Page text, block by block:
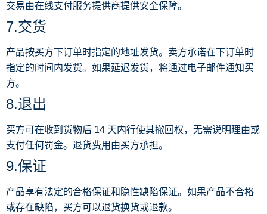
交易由在线支付服务提供商提供安全保障。
7.交货
产品按买方下订单时指定的地址发货。卖方承诺在下订单时
指定的时间内发货。如果延迟发货，将通过电子邮件通知买
方。
8.退出
买方可在收到货物后 14 天内行使其撤回权，无需说明理由或
支付任何罚金。退货费用由买方承担。
9.保证
产品享有法定的合格保证和隐性缺陷保证。如果产品不合格
或存在缺陷，买方可以退货换货或退款。